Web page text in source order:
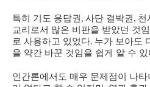
특히 기도 응답권 , 사단 결박권 , 천
교리로서 많은 비판을 받았던 것
로 사용하고 있었다. 누가 보아도
을 약간 바꾼 것임을 쉽게 알 수 있
인간론에서도 매우 문제점이 나타